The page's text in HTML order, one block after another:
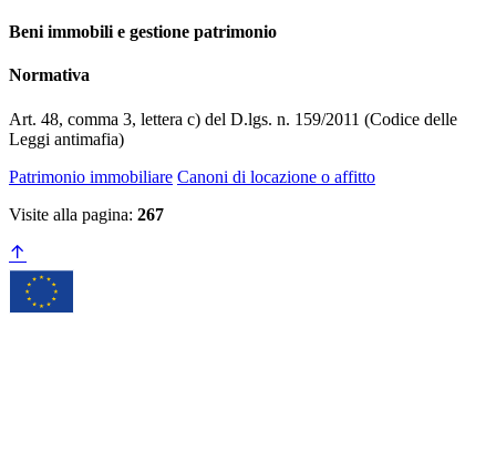
Beni immobili e gestione patrimonio
Normativa
Art. 48, comma 3, lettera c) del D.lgs. n. 159/2011 (Codice delle
Leggi antimafia)
Patrimonio immobiliare Canoni di locazione o affitto
Visite alla pagina: 267